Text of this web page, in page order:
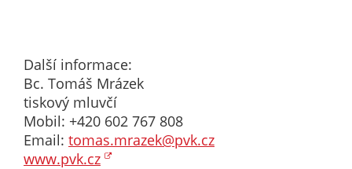
Další informace:
Bc. Tomáš Mrázek
tiskový mluvčí
Mobil: +420 602 767 808
Email: tomas.mrazek@pvk.cz
www.pvk.cz